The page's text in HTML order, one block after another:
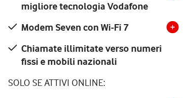
migliore tecnologia Vodafone
Modem Seven con Wi-Fi 7
Chiamate illimitate verso numeri
fissi e mobili nazionali
SOLO SE ATTIVI ONLINE: